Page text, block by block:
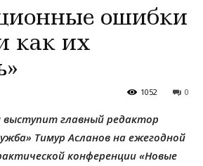
ошибки
как их
0
1052
главный редактор
Тимур Асланов на ежегодной
конференции «Новые